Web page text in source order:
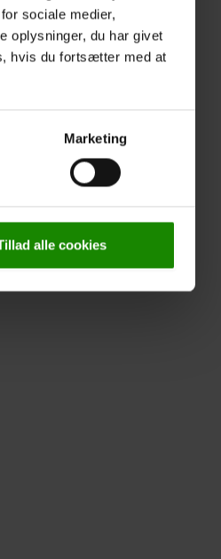
sociale medier,
oplysninger, du har givet
hvis du fortsætter med at
Marketing
alle cookies